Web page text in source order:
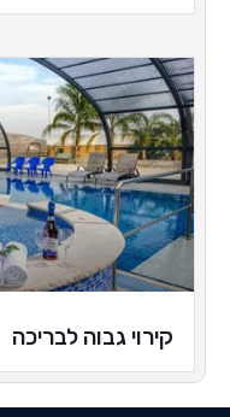
קירוי גבוה לבריכה